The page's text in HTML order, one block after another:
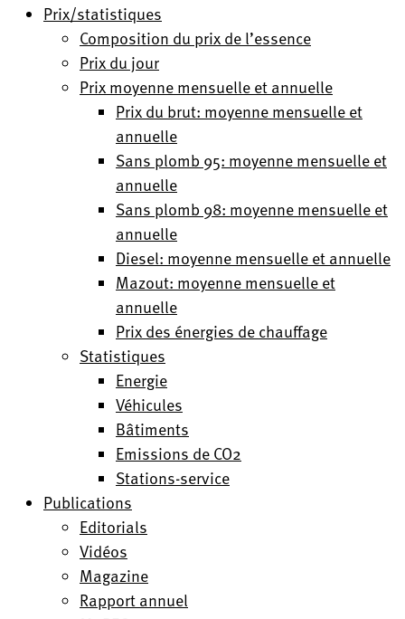
Prix/statistiques
Composition du prix de l’essence
Prix du jour
Prix moyenne mensuelle et annuelle
Prix du brut: moyenne mensuelle et
annuelle
Sans plomb 95: moyenne mensuelle et
annuelle
Sans plomb 98: moyenne mensuelle et
annuelle
Diesel: moyenne mensuelle et annuelle
Mazout: moyenne mensuelle et
annuelle
Prix des énergies de chauffage
Statistiques
Energie
Véhicules
Bâtiments
Emissions de CO2
Stations-service
Publications
Editorials
Vidéos
Magazine
Rapport annuel